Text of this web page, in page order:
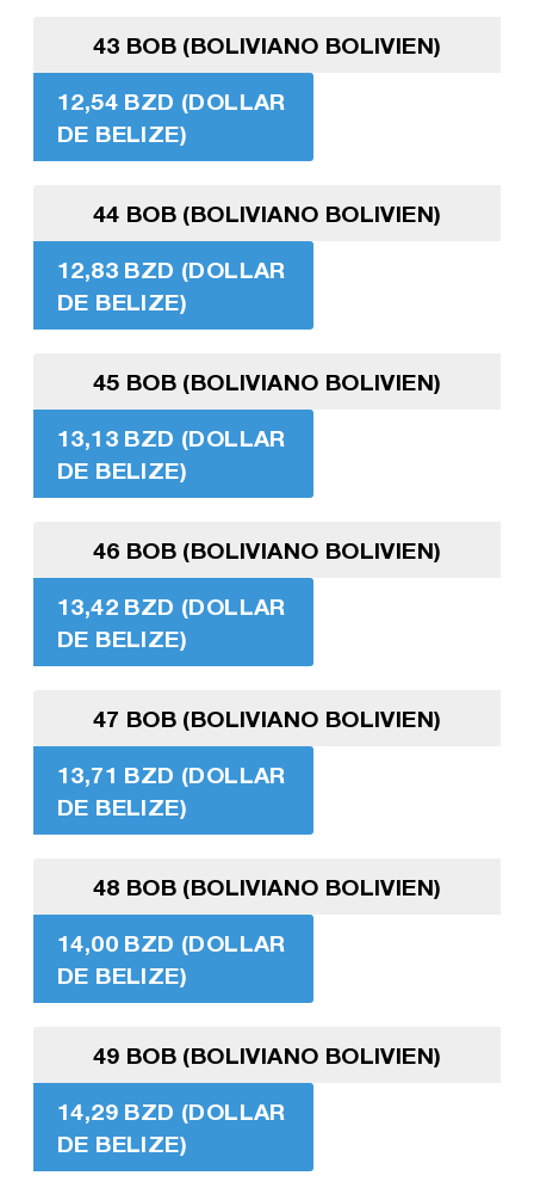
43 BOB (BOLIVIANO BOLIVIEN)
12,54 BZD (DOLLAR
DE BELIZE)
44 BOB (BOLIVIANO BOLIVIEN)
12,83 BZD (DOLLAR
DE BELIZE)
45 BOB (BOLIVIANO BOLIVIEN)
13,13 BZD (DOLLAR
DE BELIZE)
46 BOB (BOLIVIANO BOLIVIEN)
13,42 BZD (DOLLAR
DE BELIZE)
47 BOB (BOLIVIANO BOLIVIEN)
13,71 BZD (DOLLAR
DE BELIZE)
48 BOB (BOLIVIANO BOLIVIEN)
14,00 BZD (DOLLAR
DE BELIZE)
49 BOB (BOLIVIANO BOLIVIEN)
14,29 BZD (DOLLAR
DE BELIZE)